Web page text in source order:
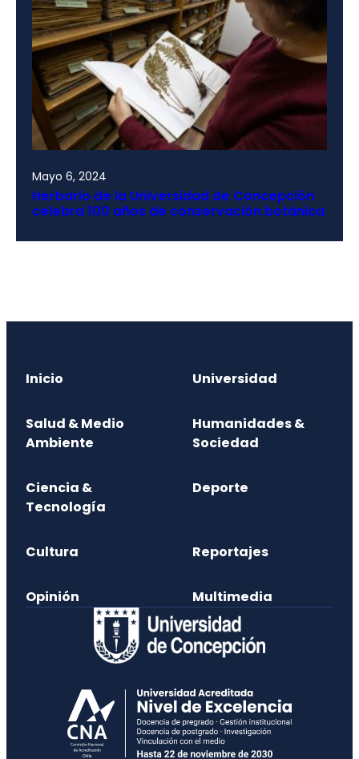
Mayo 6, 2024
Herbario de la Universidad de Concepción
celebra 100 años de conservación botánica
Inicio Universidad
Salud & Medio
Ambiente
Humanidades &
Sociedad
Ciencia &
Tecnología
Deporte
Cultura Reportajes
Opinión Multimedia